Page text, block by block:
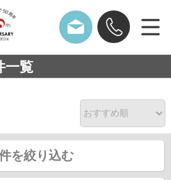
一覧
を絞り込む